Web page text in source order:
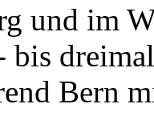
und im
bis
Bern